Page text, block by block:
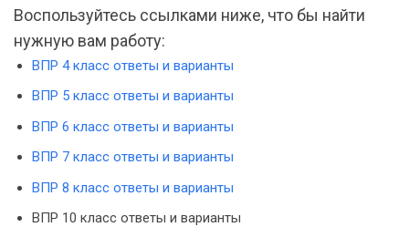
Воспользуйтесь ссылками ниже, что бы найти
нужную вам работу:
ВПР 4 класс ответы и варианты
ВПР 5 класс ответы и варианты
ВПР 6 класс ответы и варианты
ВПР 7 класс ответы и варианты
ВПР 8 класс ответы и варианты
ВПР 10 класс ответы и варианты